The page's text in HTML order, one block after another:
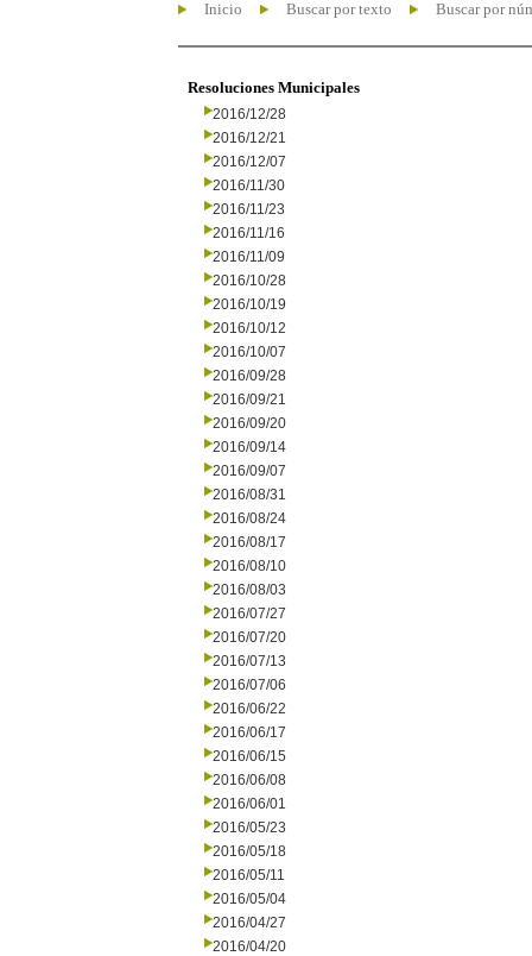
Inicio Buscar por texto Buscar por
Resoluciones Municipales
2016/12/28
2016/12/21
2016/12/07
2016/11/30
2016/11/23
2016/11/16
2016/11/09
2016/10/28
2016/10/19
2016/10/12
2016/10/07
2016/09/28
2016/09/21
2016/09/20
2016/09/14
2016/09/07
2016/08/31
2016/08/24
2016/08/17
2016/08/10
2016/08/03
2016/07/27
2016/07/20
2016/07/13
2016/07/06
2016/06/22
2016/06/17
2016/06/15
2016/06/08
2016/06/01
2016/05/23
2016/05/18
2016/05/11
2016/05/04
2016/04/27
2016/04/20